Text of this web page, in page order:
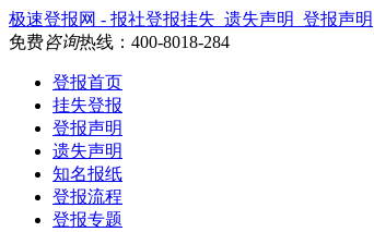
极速登报网 - 报社登报挂失_遗失声明_登报声明
免费咨询热线： 400-8018-284
登报首页
挂失登报
登报声明
遗失声明
知名报纸
登报流程
登报专题